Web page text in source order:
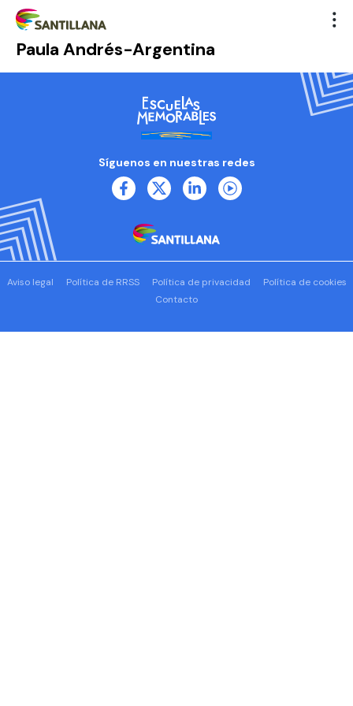
Paula Andrés-Argentina
Síguenos en nuestras redes
Aviso legal Política de RRSS Política de privacidad
Política de cookies
Contacto